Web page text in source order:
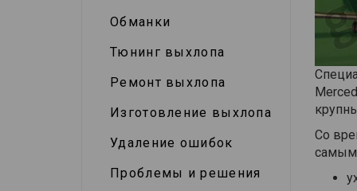
Обманки
Тюнинг выхлопа
Ремонт выхлопа
Изготовление выхлопа
Удаление ошибок
Проблемы и решения
Со
самым